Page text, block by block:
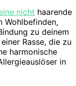
nicht haarende
Wohlbefinden,
zu deinem
Rasse, die zu
harmonische
in